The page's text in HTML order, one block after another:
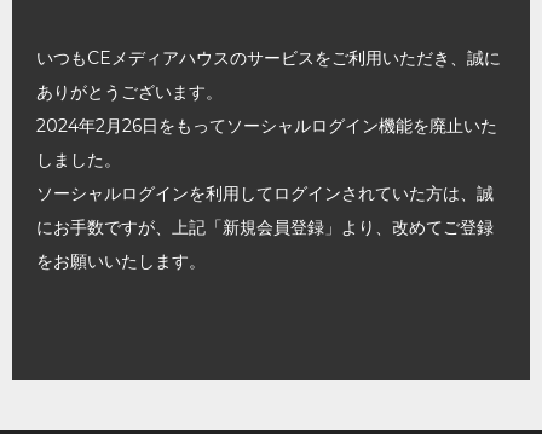
いつもCEメディアハウスのサービスをご利用いただき、誠に
ありがとうございます。
2024年2月26日をもってソーシャルログイン機能を廃止いた
しました。
ソーシャルログインを利用してログインされていた方は、誠
にお手数ですが、上記「新規会員登録」より、改めてご登録
をお願いいたします。